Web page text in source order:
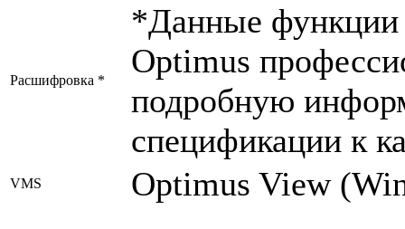
Расшифровка *
*Данные функции
Optimus
подробную
спецификации к
VMS Optimus View